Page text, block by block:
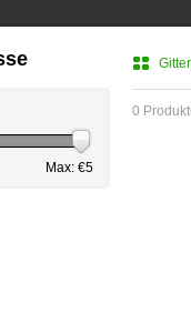
Gitter
0
Max: €5